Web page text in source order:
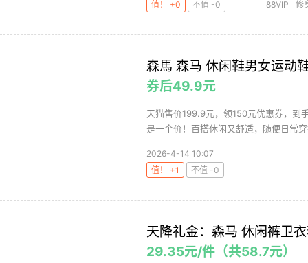
值！ +0 不值 -0 88VIP 修
森馬 森马 休闲鞋男女运动
券后49.9元
天猫售价199.9元，领150元优惠券，到
是一个价！百搭休闲又舒适，随便日常
2026-4-14 10:07
值！ +1
不值 -0
天降礼金：森马 休闲裤卫
29.35元/件（共58.7元）